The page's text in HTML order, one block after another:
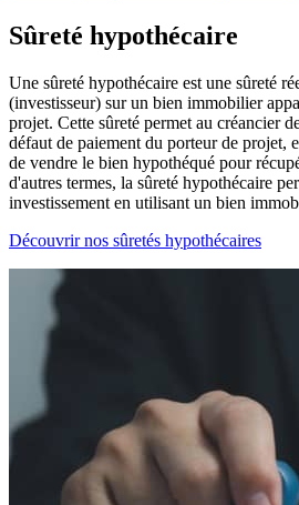
Sûreté hypothécaire
Une sûreté hypothécaire est une sûreté
(investisseur) sur un bien immobilier
projet. Cette sûreté permet au créancier
défaut de paiement du porteur de projet,
de vendre le bien hypothéqué pour
d'autres termes, la sûreté hypothécaire
investissement en utilisant un bien
Découvrir nos sûretés hypothécaires